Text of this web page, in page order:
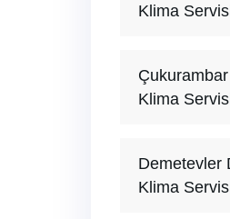
Klima
Klima
Demetevler
Klima